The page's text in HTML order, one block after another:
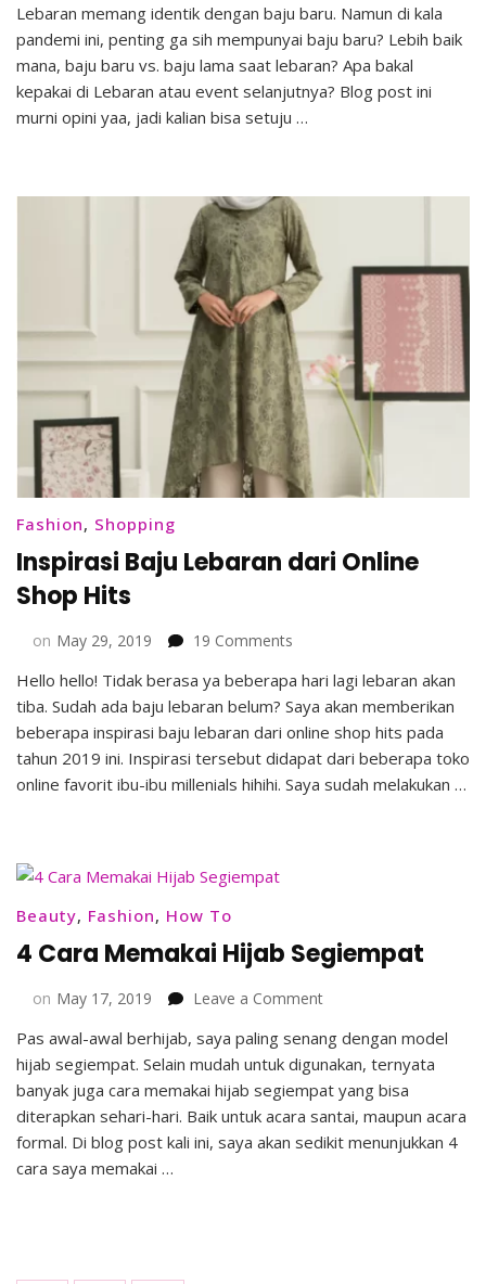
Baru
vs.
Baju
Lama
Lebaran memang identik dengan baju baru. Namun di kala
pandemi ini, penting ga sih mempunyai baju baru? Lebih baik
mana, baju baru vs. baju lama saat lebaran? Apa bakal
kepakai di Lebaran atau event selanjutnya? Blog post ini
murni opini yaa, jadi kalian bisa setuju …
Fashion, Shopping
Inspirasi Baju Lebaran dari Online
Shop Hits
on May 29, 2019 19 Comments
Baju
Lebaran
dari
Online
Shop
Hits
Hello hello! Tidak berasa ya beberapa hari lagi lebaran akan
tiba. Sudah ada baju lebaran belum? Saya akan memberikan
beberapa inspirasi baju lebaran dari online shop hits pada
tahun 2019 ini. Inspirasi tersebut didapat dari beberapa toko
online favorit ibu-ibu millenials hihihi. Saya sudah melakukan …
Beauty, Fashion, How To
4 Cara Memakai Hijab Segiempat
on May 17, 2019 Leave a Commenton
Cara
Memakai
Hijab
Segiempat
Pas awal-awal berhijab, saya paling senang dengan model
hijab segiempat. Selain mudah untuk digunakan, ternyata
banyak juga cara memakai hijab segiempat yang bisa
diterapkan sehari-hari. Baik untuk acara santai, maupun acara
formal. Di blog post kali ini, saya akan sedikit menunjukkan 4
cara saya memakai …